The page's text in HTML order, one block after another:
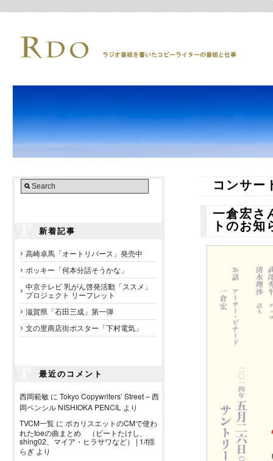
新着記事
高崎卓馬「オートリバース」発売中
ポッキー「何本分話そうかな」
中京テレビ 乳がん啓発活動「ススメ」
プロジェクト リーフレット
滋賀県「石田三成」第一弾
文の里商店街ポスター「下村電気」
最近のコメント
西岡範敏 に Tokyo Copywriters’ Street – 西
岡ペンシル NISHIOKA PENCIL より
TVCM一覧 に ポカリスエットのCMで使わ
れたtoeの曲まとめ （ビートたけし、
shing02、マイア・ヒラサワなど） | 1/f揺
らぎ より
コンサー
一倉宏さ
トのお知